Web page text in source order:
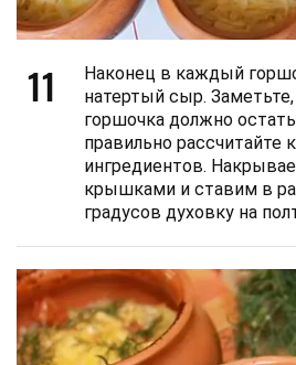
11
Наконец в каждый
натертый сыр.
горшочка должно
правильно рассчитайте
ингредиентов.
крышками и ставим в
градусов духовку на